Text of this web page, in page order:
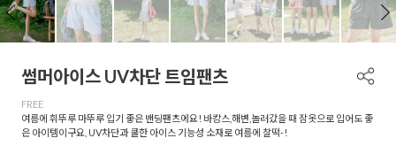
썸머아이스 UV차단 트임팬츠
FREE
여름에 휘뚜루 마뚜루 입기 좋은 밴딩팬츠에요! 바캉스,해변,놀러갔을 때 잠옷으로 입어도 좋
은 아이템이구요, UV차단과 쿨한 아이스 기능성 소재로 여름에 찰떡-!